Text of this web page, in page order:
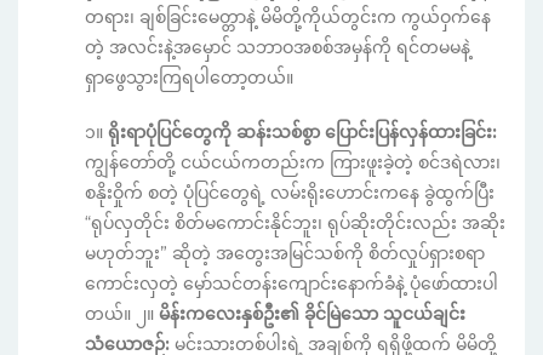
တရား၊ ချစ်ခြင်းမေတ္တာနဲ့ မိမိတို့ကိုယ်တွင်းက ကွယ်ဝှက်နေ
တဲ့ အလင်းနဲ့အမှောင် သဘာဝအစစ်အမှန်ကို ရင်တမမနဲ့
ရှာဖွေသွားကြရပါတော့တယ်။
၁။ ရိုးရာပုံပြင်တွေကို ဆန်းသစ်စွာ ပြောင်းပြန်လှန်ထားခြင်း:
ကျွန်တော်တို့ ငယ်ငယ်ကတည်းက ကြားဖူးခဲ့တဲ့ စင်ဒရဲလား၊
စနိုးဝှိုက် စတဲ့ ပုံပြင်တွေရဲ့ လမ်းရိုးဟောင်းကနေ ခွဲထွက်ပြီး
“ရုပ်လှတိုင်း စိတ်မကောင်းနိုင်ဘူး၊ ရုပ်ဆိုးတိုင်းလည်း အဆိုး
မဟုတ်ဘူး” ဆိုတဲ့ အတွေးအမြင်သစ်ကို စိတ်လှုပ်ရှားစရာ
ကောင်းလှတဲ့ မှော်သင်တန်းကျောင်းနောက်ခံနဲ့ ပုံဖော်ထားပါ
တယ်။ ၂။ မိန်းကလေးနှစ်ဦး၏ ခိုင်မြဲသော သူငယ်ချင်း
သံယောဇဉ်: မင်းသားတစ်ပါးရဲ့ အချစ်ကို ရရှိဖို့ထက် မိမိတို့